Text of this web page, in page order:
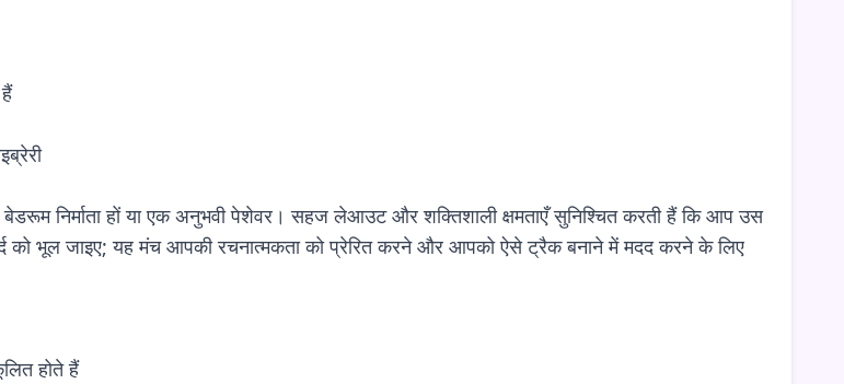
निर्माता हों या एक अनुभवी पेशेवर। सहज लेआउट और शक्तिशाली क्षमताएँ सुनिश्चित करती हैं कि आप उस
को भूल जाइए; यह मंच आपकी रचनात्मकता को प्रेरित करने और आपको ऐसे ट्रैक बनाने में मदद करने के लिए
होते हैं